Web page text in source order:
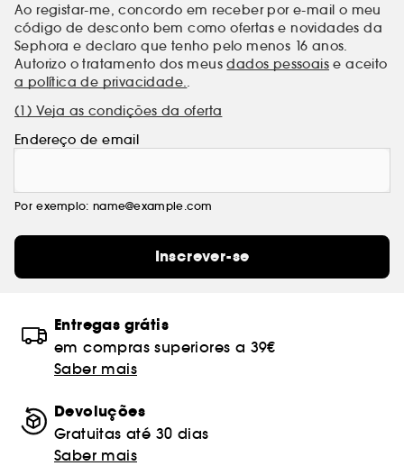
Ao registar-me, concordo em receber por e-mail o meu
código de desconto bem como ofertas e novidades da
Sephora e declaro que tenho pelo menos 16 anos.
Autorizo o tratamento dos meusdados pessoais e aceito
a política de privacidade..
(1) Veja as condições da oferta
Endereço de email
Por exemplo: name@example.com
Inscrever-se
Entregas grátis
em compras superiores a 39€
Saber mais
Devoluções
Gratuitas até 30 dias
Saber mais